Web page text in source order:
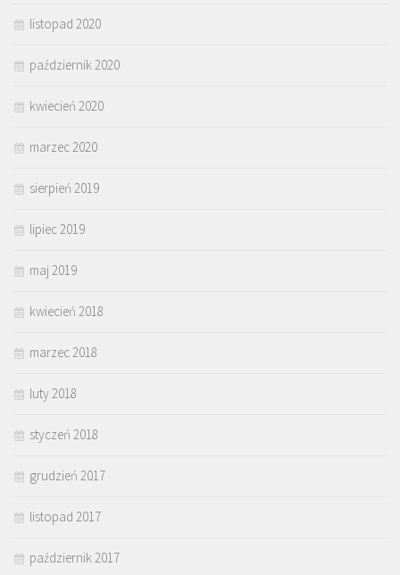
listopad 2020
październik 2020
kwiecień 2020
marzec 2020
sierpień 2019
lipiec 2019
maj 2019
kwiecień 2018
marzec 2018
luty 2018
styczeń 2018
grudzień 2017
listopad 2017
październik 2017